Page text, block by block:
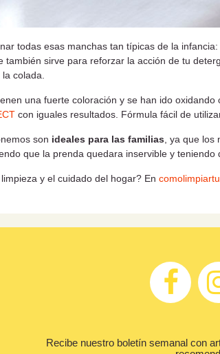
todas esas manchas tan típicas de la infancia:
también sirve para reforzar la acción de tu
colada.
una fuerte coloración y se han ido
con iguales resultados. Fórmula fácil de
son ideales para las familias , ya que
que la prenda quedara inservible y
y el cuidado del hogar? En
Recibe nuestro boletín semanal con